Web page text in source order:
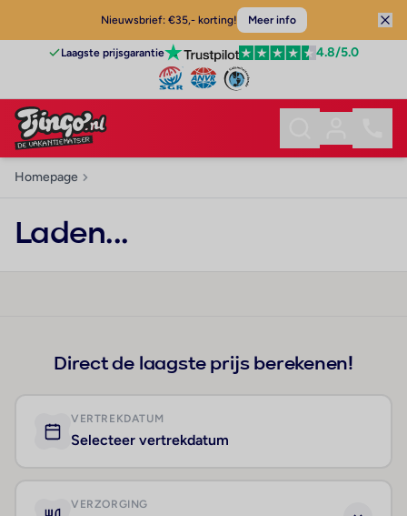
Nieuwsbrief: €35,- korting! Meer info
Laagste prijsgarantie 4.8/5.0
Homepage
Laden...
Direct de laagste prijs berekenen!
VERTREKDATUM
Selecteer vertrekdatum
VERZORGING